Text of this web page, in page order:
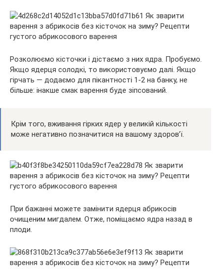
Розколюємо кісточки і дістаємо з них ядра. Пробуємо.
Якщо ядерця солодкі, то використовуємо далі. Якщо
гірчать — додаємо для пікантності 1-2 на банку, не
більше: інакше смак варення буде зіпсований.
Крім того, вживання гірких ядер у великій кількості
може негативно позначитися на вашому здоров’ї.
При бажанні можете замінити ядерця абрикосів
очищеним мигдалем. Отже, поміщаємо ядра назад в
плоди.